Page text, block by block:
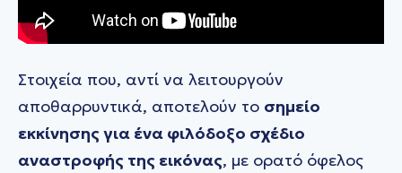
Στοιχεία που, αντί να λειτουργούν
αποθαρρυντικά, αποτελούν το σημείο
εκκίνησης για ένα φιλόδοξο σχέδιο
αναστροφής της εικόνας, με ορατό όφελος